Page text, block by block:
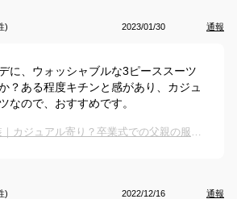
) 2023/01/30 通報
に、ウォッシャブルな3ピーススーツ
？ある程度キチンと感があり、カジュ
なので、おすすめです。
卒業式の父親の服装｜カジュアル寄り？卒業式での父親の服装のおすすめは？
) 2022/12/16 通報